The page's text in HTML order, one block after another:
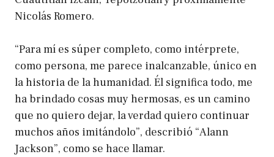
Nicolás Romero.
“Para mí es súper completo, como intérprete,
como persona, me parece inalcanzable, único en
la historia de la humanidad. Él significa todo, me
ha brindado cosas muy hermosas, es un camino
que no quiero dejar, la verdad quiero continuar
muchos años imitándolo”, describió “Alann
Jackson”, como se hace llamar.